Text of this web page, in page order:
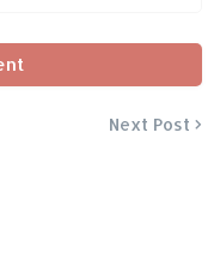
Next Post